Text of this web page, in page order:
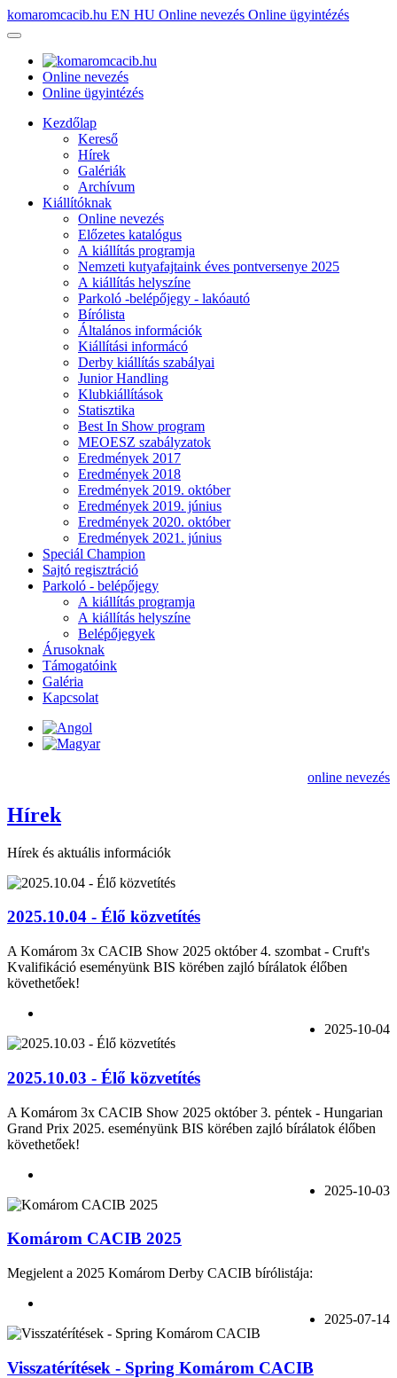
komaromcacib.hu EN HU Online nevezés Online ügyintézés
Online nevezés
Online ügyintézés
Kezdőlap
Kereső
Hírek
Galériák
Archívum
Kiállítóknak
Online nevezés
Előzetes katalógus
A kiállítás programja
Nemzeti kutyafajtaink éves pontversenye 2025
A kiállítás helyszíne
Parkoló -belépőjegy - lakóautó
Bírólista
Általános információk
Kiállítási informácó
Derby kiállítás szabályai
Junior Handling
Klubkiállítások
Statisztika
Best In Show program
MEOESZ szabályzatok
Eredmények 2017
Eredmények 2018
Eredmények 2019. október
Eredmények 2019. június
Eredmények 2020. október
Eredmények 2021. június
Speciál Champion
Sajtó regisztráció
Parkoló - belépőjegy
A kiállítás programja
A kiállítás helyszíne
Belépőjegyek
Árusoknak
Támogatóink
Galéria
Kapcsolat
online nevezés
Hírek
Hírek és aktuális információk
2025.10.04 - Élő közvetítés
A Komárom 3x CACIB Show 2025 október 4. szombat - Cruft's
Kvalifikáció eseményünk BIS körében zajló bírálatok élőben
követhetőek!
2025-10-04
2025.10.03 - Élő közvetítés
A Komárom 3x CACIB Show 2025 október 3. péntek - Hungarian
Grand Prix 2025. eseményünk BIS körében zajló bírálatok élőben
követhetőek!
2025-10-03
Komárom CACIB 2025
Megjelent a 2025 Komárom Derby CACIB bírólistája:
2025-07-14
Visszatérítések - Spring Komárom CACIB